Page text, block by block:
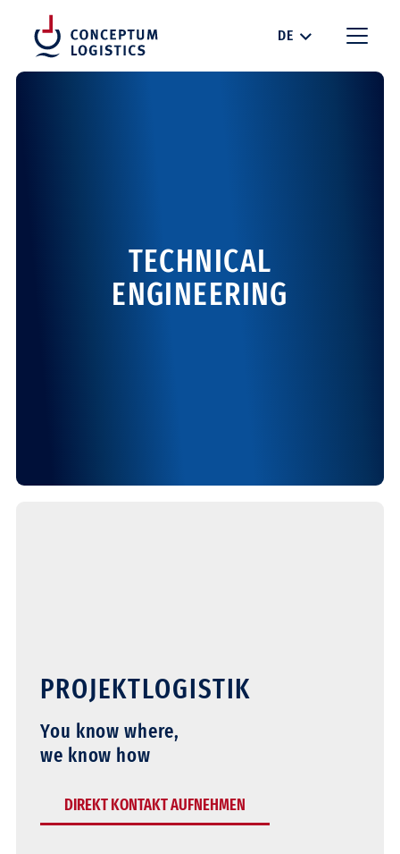
DE
TECHNICAL
ENGINEERING
PROJEKTLOGISTIK
You know where,
we know how
DIREKT KONTAKT AUFNEHMEN